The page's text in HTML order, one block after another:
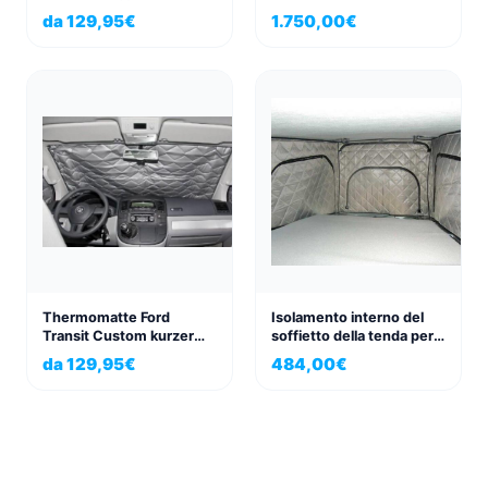
teilig für Fahrerhaus &
da129,95€ 1.750,00€
Thermomatte Ford
Transit Custom kurzer
und langer Radstand
rundum 8-teilig
da129,95€
Isolamento interno del
soffietto della tenda per
VW T5/T6/T6.1 per
California e California
484,00€